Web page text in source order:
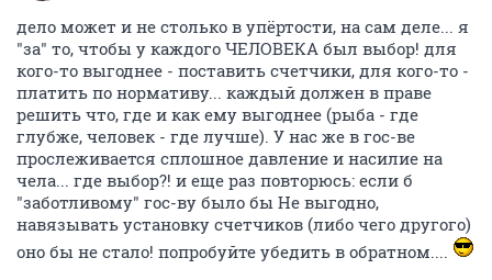
дело может и не столько в упёртости, на сам деле... я
"за" то, чтобы у каждого ЧЕЛОВЕКА был выбор! для
кого-то выгоднее - поставить счетчики, для кого-то -
платить по нормативу... каждый должен в праве
решить что, где и как ему выгоднее (рыба - где
глубже, человек - где лучше). У нас же в гос-ве
прослеживается сплошное давление и насилие на
чела... где выбор?! и еще раз повторюсь: если б
"заботливому" гос-ву было бы Не выгодно,
навязывать установку счетчиков (либо чего другого)
оно бы не стало! попробуйте убедить в обратном....